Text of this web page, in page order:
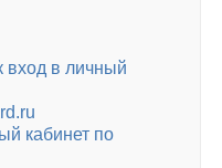
вход в личный
кабинет по